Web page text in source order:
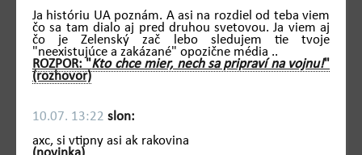
Ja históriu UA poznám. A asi na rozdiel od teba viem
čo sa tam dialo aj pred druhou svetovou. Ja viem aj
čo je Zelenský zač lebo sledujem tie tvoje
"neexistujúce a zakázané" opozične média ..
ROZPOR: "Kto chce mier, nech sa pripraví na vojnu!"
(rozhovor)
10.07. 13:22 slon:
axc, si vtipny asi ak rakovina